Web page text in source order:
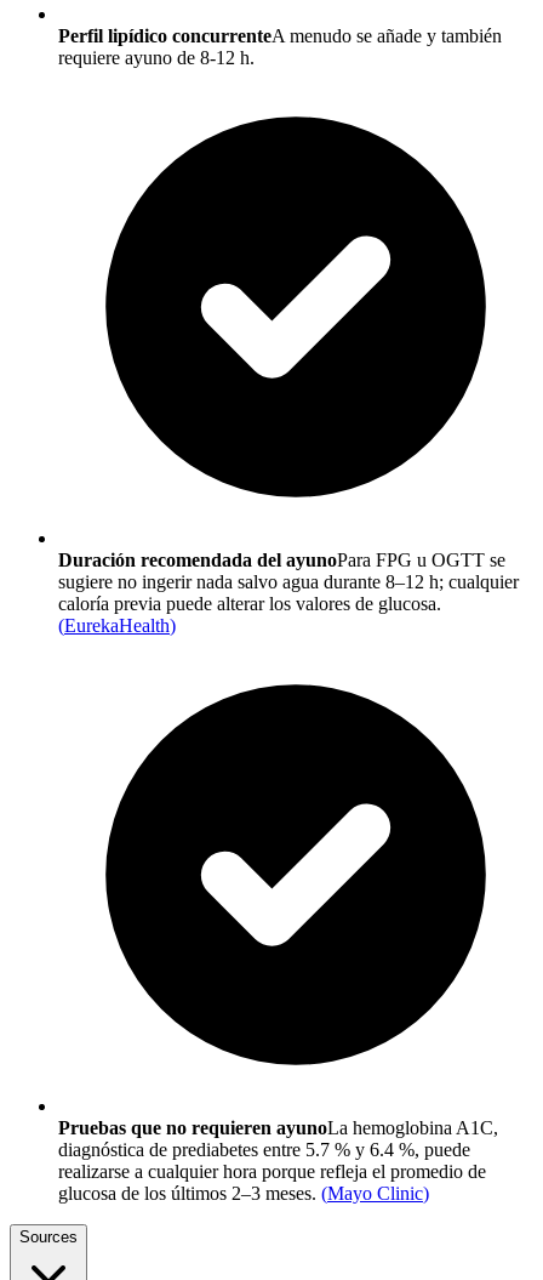
Perfil lipídico concurrenteA menudo se añade y también
requiere ayuno de 8-12 h.
Duración recomendada del ayunoPara FPG u OGTT se
sugiere no ingerir nada salvo agua durante 8–12 h; cualquier
caloría previa puede alterar los valores de glucosa.
(EurekaHealth)
Pruebas que no requieren ayunoLa hemoglobina A1C,
diagnóstica de prediabetes entre 5.7 % y 6.4 %, puede
realizarse a cualquier hora porque refleja el promedio de
glucosa de los últimos 2–3 meses. (Mayo Clinic)
Sources